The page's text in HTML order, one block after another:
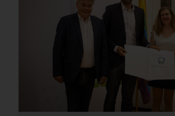
Wirtschaftskammer OÖ
ZULuft - Zukunft Luft Austria
Österreichisches Hebammengremium